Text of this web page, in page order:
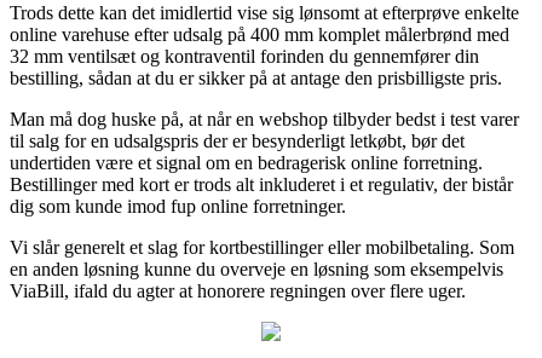
Trods dette kan det imidlertid vise sig lønsomt at efterprøve enkelte
online varehuse efter udsalg på 400 mm komplet målerbrønd med
32 mm ventilsæt og kontraventil forinden du gennemfører din
bestilling, sådan at du er sikker på at antage den prisbilligste pris.
Man må dog huske på, at når en webshop tilbyder bedst i test varer
til salg for en udsalgspris der er besynderligt letkøbt, bør det
undertiden være et signal om en bedragerisk online forretning.
Bestillinger med kort er trods alt inkluderet i et regulativ, der bistår
dig som kunde imod fup online forretninger.
Vi slår generelt et slag for kortbestillinger eller mobilbetaling. Som
en anden løsning kunne du overveje en løsning som eksempelvis
ViaBill, ifald du agter at honorere regningen over flere uger.